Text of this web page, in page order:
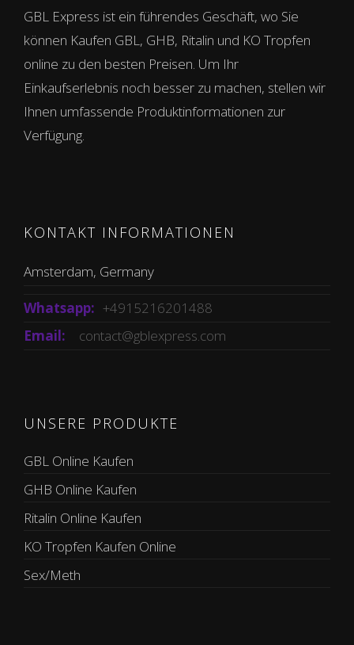
GBL Express ist ein führendes Geschäft, wo Sie
können Kaufen GBL, GHB, Ritalin und KO Tropfen
online zu den besten Preisen. Um Ihr
Einkaufserlebnis noch besser zu machen, stellen wir
Ihnen umfassende Produktinformationen zur
Verfügung.
KONTAKT INFORMATIONEN
Amsterdam, Germany
Whatsapp: +4915216201488
Email:
contact@gblexpress.com
UNSERE PRODUKTE
GBL Online Kaufen
GHB Online Kaufen
Ritalin Online Kaufen
KO Tropfen Kaufen Online
Sex/Meth